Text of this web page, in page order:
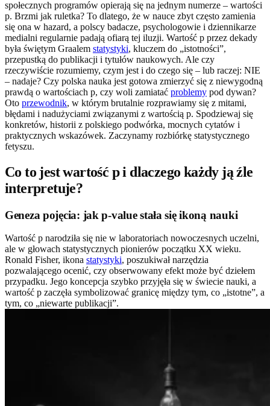
społecznych programów opierają się na jednym numerze – wartości
p. Brzmi jak ruletka? To dlatego, że w nauce zbyt często zamienia
się ona w hazard, a polscy badacze, psychologowie i dziennikarze
medialni regularnie padają ofiarą tej iluzji. Wartość p przez dekady
była świętym Graalem statystyki, kluczem do „istotności”,
przepustką do publikacji i tytułów naukowych. Ale czy
rzeczywiście rozumiemy, czym jest i do czego się – lub raczej: NIE
– nadaje? Czy polska nauka jest gotowa zmierzyć się z niewygodną
prawdą o wartościach p, czy woli zamiatać problemy pod dywan?
Oto przewodnik, w którym brutalnie rozprawiamy się z mitami,
błędami i nadużyciami związanymi z wartością p. Spodziewaj się
konkretów, historii z polskiego podwórka, mocnych cytatów i
praktycznych wskazówek. Zaczynamy rozbiórkę statystycznego
fetyszu.
Co to jest wartość p i dlaczego każdy ją źle
interpretuje?
Geneza pojęcia: jak p-value stała się ikoną nauki
Wartość p narodziła się nie w laboratoriach nowoczesnych uczelni,
ale w głowach statystycznych pionierów początku XX wieku.
Ronald Fisher, ikona statystyki, poszukiwał narzędzia
pozwalającego ocenić, czy obserwowany efekt może być dziełem
przypadku. Jego koncepcja szybko przyjęła się w świecie nauki, a
wartość p zaczęła symbolizować granicę między tym, co „istotne”, a
tym, co „niewarte publikacji”.